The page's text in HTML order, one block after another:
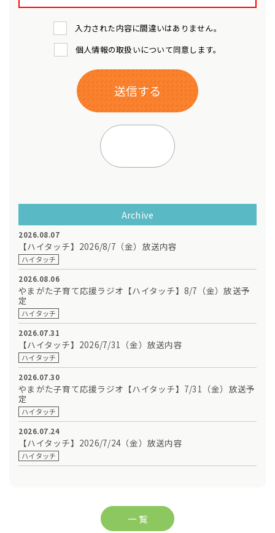
入力された内容に間違いはありません。
個人情報の取扱いについて同意します。
Archive
2026.08.07
【ハイタッチ】2026/8/7（金）放送内容
ハイタッチ
2026.08.06
やまがた子育て応援ラジオ【ハイタッチ】8/7（金）放送予
定
ハイタッチ
2026.07.31
【ハイタッチ】2026/7/31（金）放送内容
ハイタッチ
2026.07.30
やまがた子育て応援ラジオ【ハイタッチ】7/31（金）放送予
定
ハイタッチ
2026.07.24
【ハイタッチ】2026/7/24（金）放送内容
ハイタッチ
一 覧